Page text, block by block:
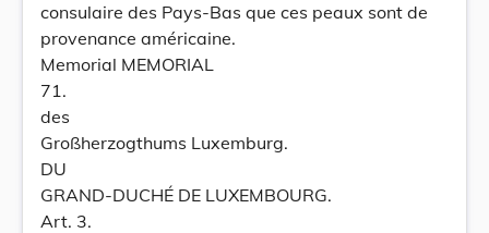
consulaire des Pays-Bas que ces peaux sont de
provenance américaine.
Memorial MEMORIAL
71.
des
Großherzogthums Luxemburg.
DU
GRAND-DUCHÉ DE LUXEMBOURG.
Art. 3.